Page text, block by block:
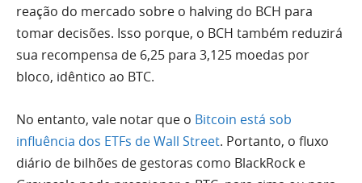
reação do mercado sobre o halving do BCH para
tomar decisões. Isso porque, o BCH também reduzirá
sua recompensa de 6,25 para 3,125 moedas por
bloco, idêntico ao BTC.
No entanto, vale notar que o Bitcoin está sob
influência dos ETFs de Wall Street. Portanto, o fluxo
diário de bilhões de gestoras como BlackRock e